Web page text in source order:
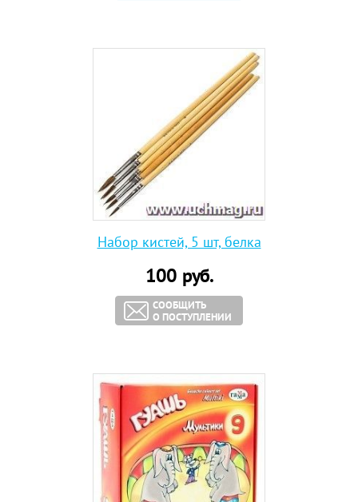
Набор кистей, 5 шт, белка
100руб.
СООБЩИТЬ
О ПОСТУПЛЕНИИ